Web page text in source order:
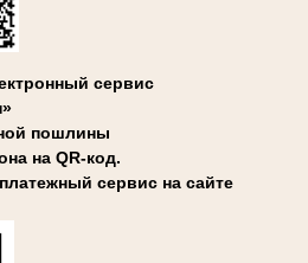
сервис
пошлины
на QR-код.
сервис на сайте